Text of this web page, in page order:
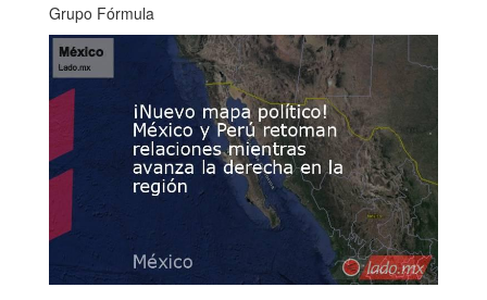
Grupo Fórmula